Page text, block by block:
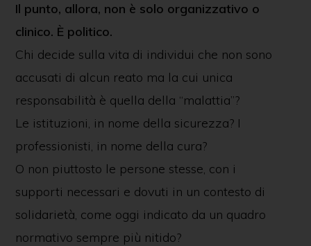
Il punto, allora, non è solo organizzativo o
clinico. È politico.
Chi decide sulla vita di individui che non sono
accusati di alcun reato ma la cui unica
responsabilità è quella della “malattia”?
Le istituzioni, in nome della sicurezza? I
professionisti, in nome della cura?
O non piuttosto le persone stesse, con i
supporti necessari e dovuti in un contesto di
solidarietà, come oggi indicato da un quadro
normativo sempre più nitido?